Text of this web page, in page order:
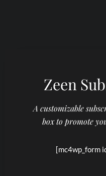
Zeen
A customizable
box to promote
[mc4wp_form